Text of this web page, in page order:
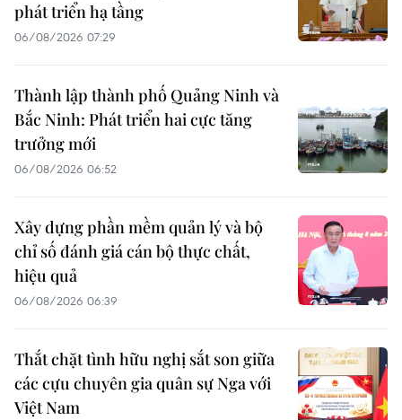
phát triển hạ tầng
06/08/2026 07:29
Thành lập thành phố Quảng Ninh và
Bắc Ninh: Phát triển hai cực tăng
trưởng mới
06/08/2026 06:52
Xây dựng phần mềm quản lý và bộ
chỉ số đánh giá cán bộ thực chất,
hiệu quả
06/08/2026 06:39
Thắt chặt tình hữu nghị sắt son giữa
các cựu chuyên gia quân sự Nga với
Việt Nam